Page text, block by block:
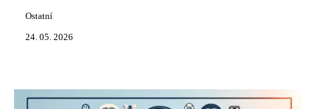
Ostatní
24. 05. 2026